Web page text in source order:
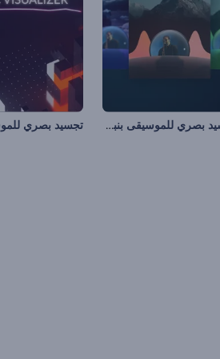
تجسيد بصري للموسيقى بنبضات إيقاعية